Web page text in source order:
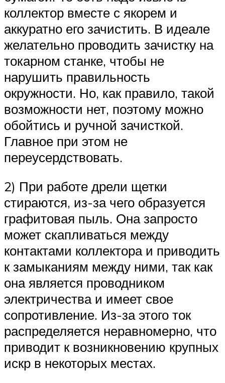
коллектор вместе с якорем и
аккуратно его зачистить. В идеале
желательно проводить зачистку на
токарном станке, чтобы не
нарушить правильность
окружности. Но, как правило, такой
возможности нет, поэтому можно
обойтись и ручной зачисткой.
Главное при этом не
переусердствовать.
2) При работе дрели щетки
стираются, из-за чего образуется
графитовая пыль. Она запросто
может скапливаться между
контактами коллектора и приводить
к замыканиям между ними, так как
она является проводником
электричества и имеет свое
сопротивление. Из-за этого ток
распределяется неравномерно, что
приводит к возникновению крупных
искр в некоторых местах.